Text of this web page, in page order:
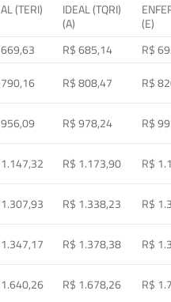
(TERI)
IDEAL (TQRI)
(A)
(E)
R$ 685,14 R$
R$ 808,47 R$
R$ 978,24 R$
R$ 1.173,90 R$
R$ 1.338,23 R$
R$ 1.378,38 R$
R$ 1.678,26 R$